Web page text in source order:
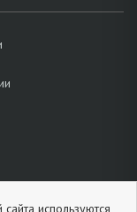
используются